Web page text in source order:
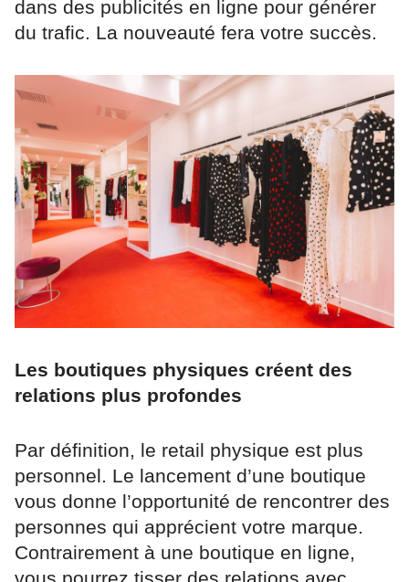
dans des publicités en ligne pour générer
du trafic. La nouveauté fera votre succès.
Les boutiques physiques créent des
relations plus profondes
Par définition, le retail physique est plus
personnel. Le lancement d’une boutique
vous donne l’opportunité de rencontrer des
personnes qui apprécient votre marque.
Contrairement à une boutique en ligne,